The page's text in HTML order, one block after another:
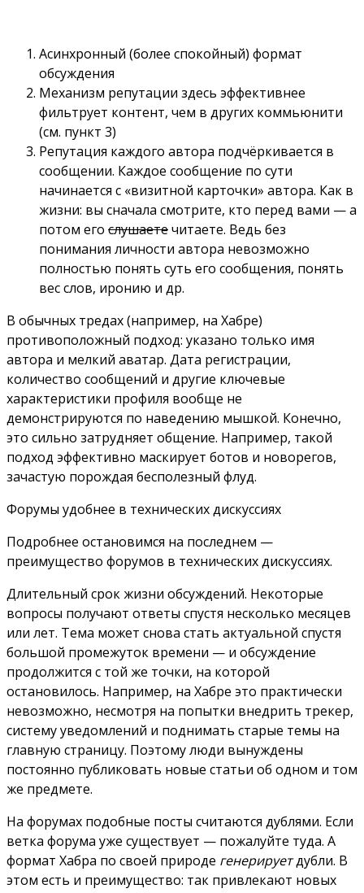
Асинхронный (более спокойный) формат
обсуждения
Механизм репутации здесь эффективнее
фильтрует контент, чем в других коммьюнити
(см. пункт 3)
Репутация каждого автора подчёркивается в
сообщении. Каждое сообщение по сути
начинается с «визитной карточки» автора. Как в
жизни: вы сначала смотрите, кто перед вами — а
потом его слушаетечитаете. Ведь без
понимания личности автора невозможно
полностью понять суть его сообщения, понять
вес слов, иронию и др.
В обычных тредах (например, на Хабре)
противоположный подход: указано только имя
автора и мелкий аватар. Дата регистрации,
количество сообщений и другие ключевые
характеристики профиля вообще не
демонстрируются по наведению мышкой. Конечно,
это сильно затрудняет общение. Например, такой
подход эффективно маскирует ботов и новорегов,
зачастую порождая бесполезный флуд.
Форумы удобнее в технических дискуссиях
Подробнее остановимся на последнем —
преимущество форумов в технических дискуссиях.
Длительный срок жизни обсуждений. Некоторые
вопросы получают ответы спустя несколько месяцев
или лет. Тема может снова стать актуальной спустя
большой промежуток времени — и обсуждение
продолжится с той же точки, на которой
остановилось. Например, на Хабре это практически
невозможно, несмотря на попытки внедрить трекер,
систему уведомлений и поднимать старые темы на
главную страницу. Поэтому люди вынуждены
постоянно публиковать новые статьи об одном и том
же предмете.
На форумах подобные посты считаются дублями. Если
ветка форума уже существует — пожалуйте туда. А
формат Хабра по своей природе генерируетдубли. В
этом есть и преимущество: так привлекают новых